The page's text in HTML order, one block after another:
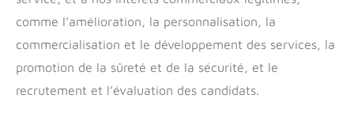
comme l’amélioration, la personnalisation, la
commercialisation et le développement des services, la
promotion de la sûreté et de la sécurité, et le
recrutement et l’évaluation des candidats.